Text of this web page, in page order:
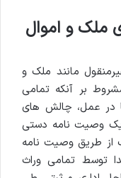
ملک و اموال
مانند ملک و
بر آنکه تمامی
اما در عمل، چالش های
وصیت نامه دستی
از طریق وصیت نامه
توسط تمامی وراث